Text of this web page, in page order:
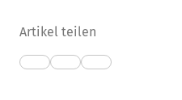
Artikel teilen